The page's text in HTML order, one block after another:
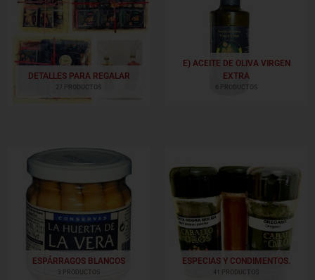
DETALLES PARA REGALAR
27 PRODUCTOS
E) ACEITE DE OLIVA VIRGEN
EXTRA
6 PRODUCTOS
ESPÁRRAGOS BLANCOS
3 PRODUCTOS
ESPECIAS Y CONDIMENTOS.
41 PRODUCTOS